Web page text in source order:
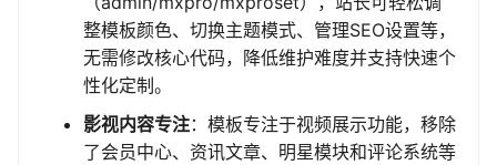
整模板颜色、切换主题模式、管理SEO设置等，
无需修改核心代码，降低维护难度并支持快速个
性化定制。
影视内容专注：模板专注于视频展示功能，移除
了会员中心、资讯文章、明星模块和评论系统等